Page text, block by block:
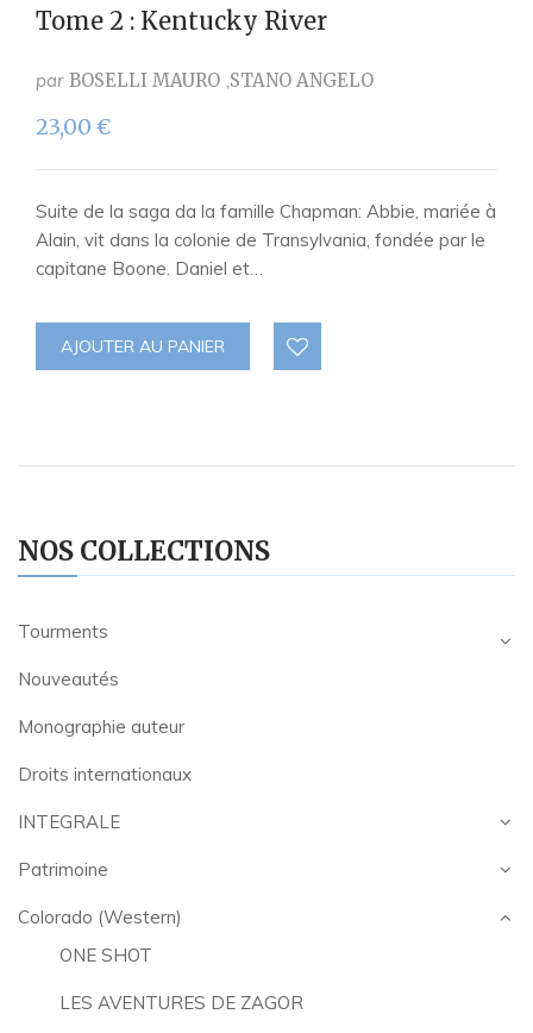
NOS COLLECTIONS
Tourments
Nouveautés
Monographie auteur
Droits internationaux
INTEGRALE
Patrimoine
Colorado (Western)
ONE SHOT
LES AVENTURES DE ZAGOR
Tome 2 : Kentucky River
par BOSELLI MAURO STANO ANGELO
23,00 €
Suite de la saga da la famille Chapman: Abbie, mariée à
Alain, vit dans la colonie de Transylvania, fondée par le
capitane Boone. Daniel et…
AJOUTER AU PANIER